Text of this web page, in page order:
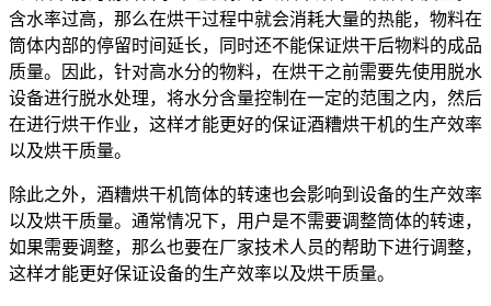
含水率过高，那么在烘干过程中就会消耗大量的热能，物料在
筒体内部的停留时间延长，同时还不能保证烘干后物料的成品
质量。因此，针对高水分的物料，在烘干之前需要先使用脱水
设备进行脱水处理，将水分含量控制在一定的范围之内，然后
在进行烘干作业，这样才能更好的保证酒糟烘干机的生产效率
以及烘干质量。
除此之外，酒糟烘干机筒体的转速也会影响到设备的生产效率
以及烘干质量。通常情况下，用户是不需要调整筒体的转速，
如果需要调整，那么也要在厂家技术人员的帮助下进行调整，
这样才能更好保证设备的生产效率以及烘干质量。